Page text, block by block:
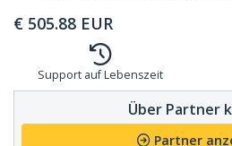
€ 505.88 EUR
Support auf Lebenszeit
Über Partner
Partner